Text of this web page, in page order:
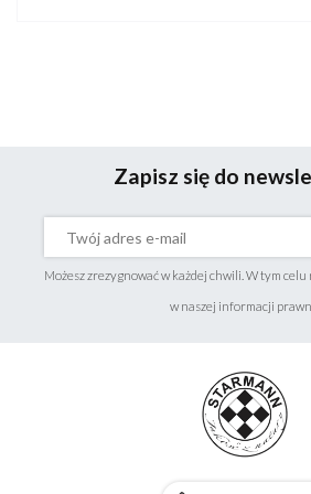
Zapisz się do
Możesz zrezygnować w każdej chwili. W tym celu
w naszej informacji